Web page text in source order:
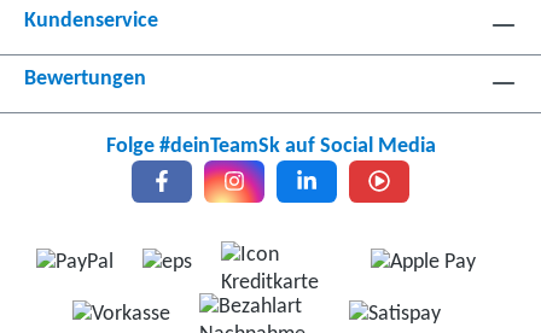
Kundenservice
Bewertungen
Folge #deinTeamSk auf Social Media